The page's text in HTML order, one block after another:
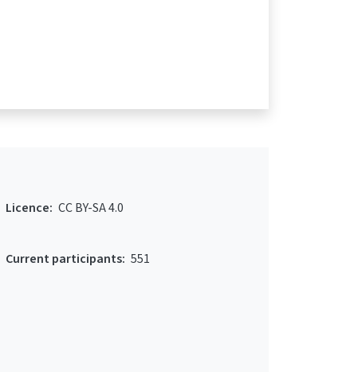
Current participants: 551
Licence: CC BY-SA 4.0